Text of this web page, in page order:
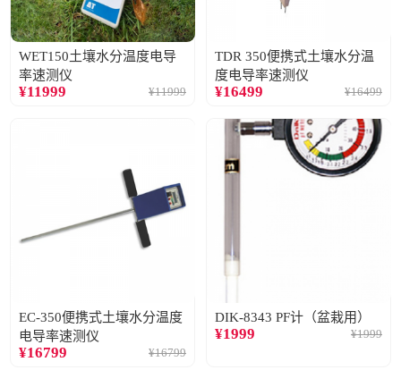
WET150土壤水分温度电导
率速测仪
¥11999 ¥11999
TDR 350便携式土壤水分温
度电导率速测仪
¥16499 ¥16499
EC-350便携式土壤水分温度
电导率速测仪
¥16799 ¥16799
DIK-8343 PF计（盆栽用）
¥1999 ¥1999